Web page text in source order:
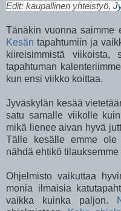
Edit: kaupallinen yhteistyö,
Tänäkin vuonna saimme
Kesän tapahtumiin ja
kiireisimmistä viikoista,
tapahtuman
kun ensi viikko koittaa.
Jyväskylän kesää
satu samalle viikolle
mikä lienee aivan hyvä
Tälle kesälle emme ole
nähdä ehtikö
Ohjelmisto vaikuttaa
monia ilmaisia
vaikka kuinka paljon.